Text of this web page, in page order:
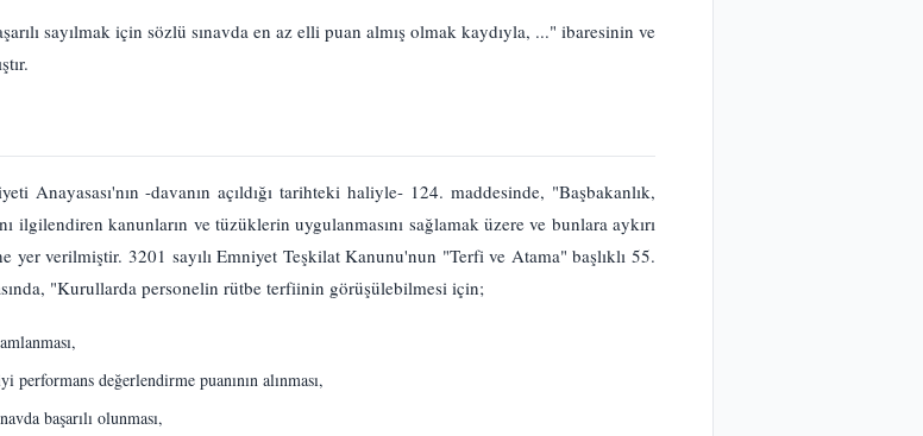
sayılmak için sözlü sınavda en az elli puan almış olmak kaydıyla, ..." ibaresinin ve
Anayasası'nın -davanın açıldığı tarihteki haliyle- 124. maddesinde, "Başbakanlık,
ilgilendiren kanunların ve tüzüklerin uygulanmasını sağlamak üzere ve bunlara aykırı
yer verilmiştir. 3201 sayılı Emniyet Teşkilat Kanunu'nun "Terfi ve Atama" başlıklı 55.
"Kurullarda personelin rütbe terfiinin görüşülebilmesi için;
değerlendirme puanının alınması,
başarılı olunması,